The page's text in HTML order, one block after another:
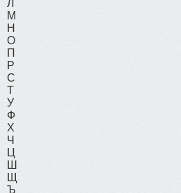
Л
М
Н
О
П
Р
С
Т
У
Ф
Х
Ч
Ц
Ш
Щ
Ъ